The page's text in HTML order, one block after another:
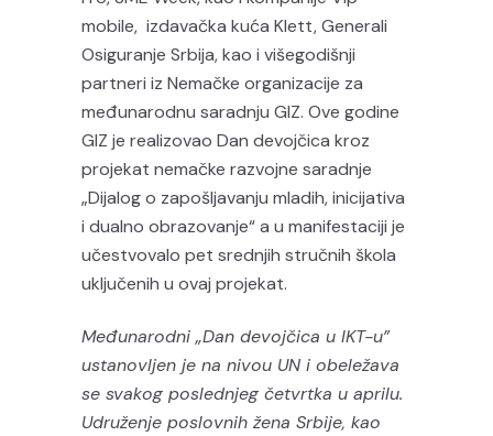
mobile, izdavačka kuća Klett, Generali
Osiguranje Srbija, kao i višegodišnji
partneri iz Nemačke organizacije za
međunarodnu saradnju GIZ. Ove godine
GIZ je realizovao Dan devojčica kroz
projekat nemačke razvojne saradnje
„Dijalog o zapošljavanju mladih, inicijativa
i dualno obrazovanje“ a u manifestaciji je
učestvovalo pet srednjih stručnih škola
uključenih u ovaj projekat.
Međunarodni „Dan devojčica u IKT-u”
ustanovljen je na nivou UN i obeležava
se svakog poslednjeg četvrtka u aprilu.
Udruženje poslovnih žena Srbije, kao